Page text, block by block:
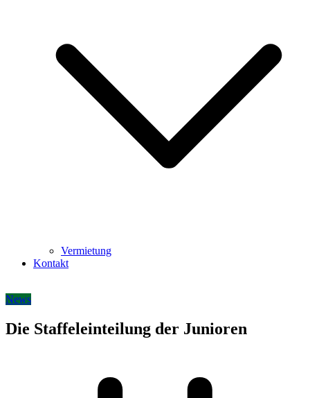
Vermietung
Kontakt
News
Die Staffeleinteilung der Junioren